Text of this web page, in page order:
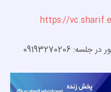
https://